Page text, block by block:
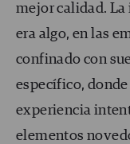
mejor calidad.
era algo, en las
confinado con
específico,
experiencia
elementos